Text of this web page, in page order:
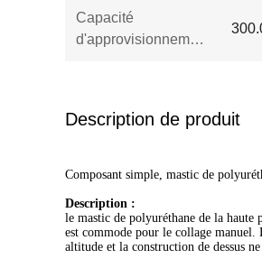
Capacité
d'approvisionnement:
Description de produit
Composant simple, mastic de
Description :
le mastic de polyuréthane de la haute
est commode pour le collage manuel.
altitude et la construction de dessus